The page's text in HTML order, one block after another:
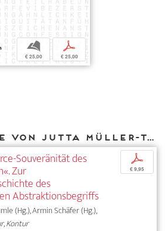
b
€ 25,00
p
€ 25,00
Weitere Texte von Jutta Müller-Tamm bei DIAPHANES
Souveränität des
Zur
des
Abstraktionsbegriffs
(Hg.), Armin Schäfer (Hg.),
Kontur
p
€ 9,95